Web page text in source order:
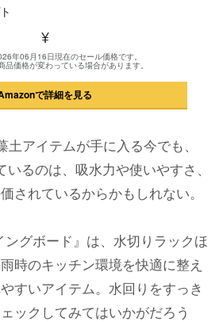
¥
年06月16日現在のセール価格です。
品価格が変わっている場合があります。
で詳細を見る
アイテムが手に入る今でも、
るのは、吸水力や使いやすさ、
されているからかもしれない。
グボード』は、水切りラックほ
時のキッチン環境を快適に整え
すいアイテム。水回りをすっき
ックしてみてはいかがだろう